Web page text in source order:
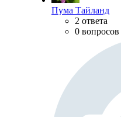
Пума Тайланд
2 ответа
0 вопросов